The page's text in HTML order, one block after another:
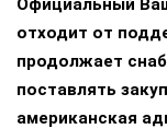
Официальный
отходит от
продолжает
поставлять
американская